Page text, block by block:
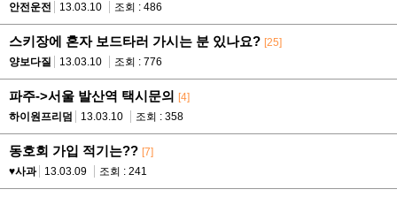
안전운전
13.03.10 조회 : 486
스키장에 혼자 보드타러 가시는 분 있나요? [25]
양보다질
13.03.10 조회 : 776
파주->서울 발산역 택시문의 [4]
하이원프리덤
13.03.10 조회 : 358
동호회 가입 적기는?? [7]
♥사과
13.03.09 조회 : 241